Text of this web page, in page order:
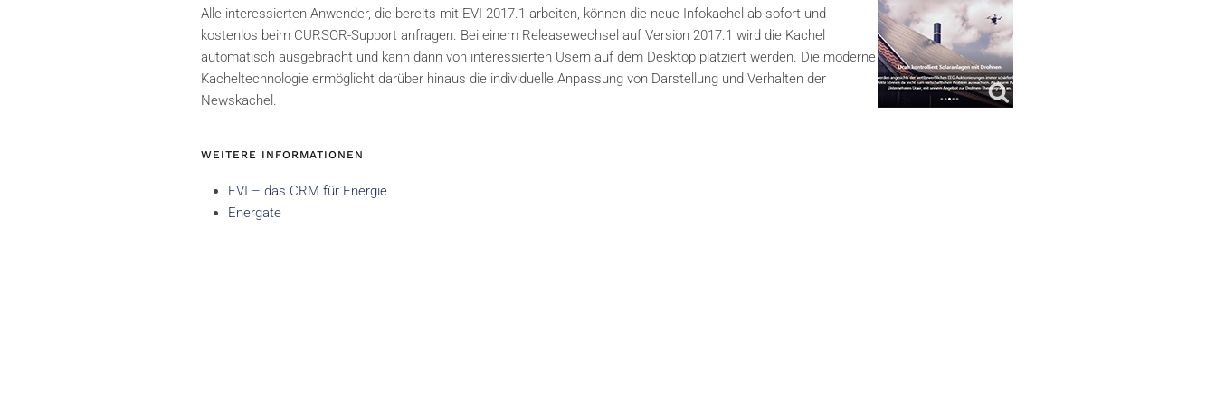
Alle interessierten Anwender, die bereits mit EVI 2017.1 arbeiten, können die neue Infokachel ab sofort und
kostenlos beim CURSOR-Support anfragen. Bei einem Releasewechsel auf Version 2017.1 wird die Kachel
automatisch ausgebracht und kann dann von interessierten Usern auf dem Desktop platziert werden. Die moderne
Kacheltechnologie ermöglicht darüber hinaus die individuelle Anpassung von Darstellung und Verhalten der
Newskachel.
WEITERE INFORMATIONEN
EVI – das CRM für Energie
Energate